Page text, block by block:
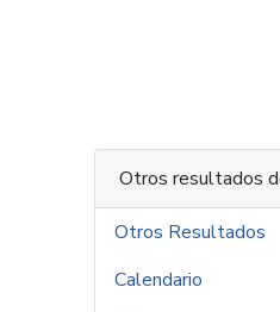
Otros resultados
Otros Resultados
Calendario